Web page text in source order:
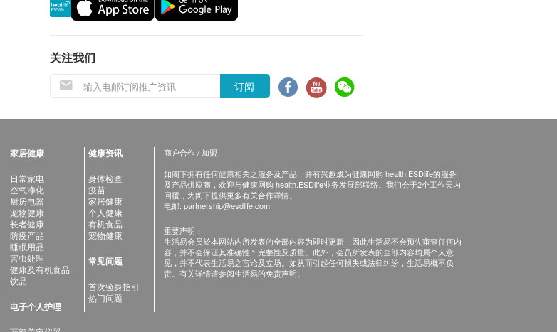
关注我们
订阅
家居健康
日常家电
空气净化
厨房电器
宠物健康
长者健康
防疫产品
睡眠用品
害虫处理
健康及有机食品
饮品
电子个人护理
健康资讯
身体检查
疫苗
家居健康
个人健康
有机食品
宠物健康
常见问题
首次验身指引
热门问题
商户合作 / 加盟
如阁下拥有任何健康相关之服务及产品，并有兴趣成为健康网购 health.ESDlife的服务
及产品供应商，欢迎与健康网购 health.ESDlife业务发展部联络。我们会于2个工作天内
回覆，为阁下提供更多有关合作详情。
电邮: partnership@esdlife.com
重要声明：
生活易会员於本网站内所发表的全部内容为即时更新，因此生活易不会预先审查任何内
容，并不会保证其准确性丶完整性及质量。此外，会员所发表的全部内容均属个人意
见，并不代表生活易之言论及立场。如从而引起任何损失或法律纠纷，生活易概不负
责。有关详情请参阅生活易的免责声明。